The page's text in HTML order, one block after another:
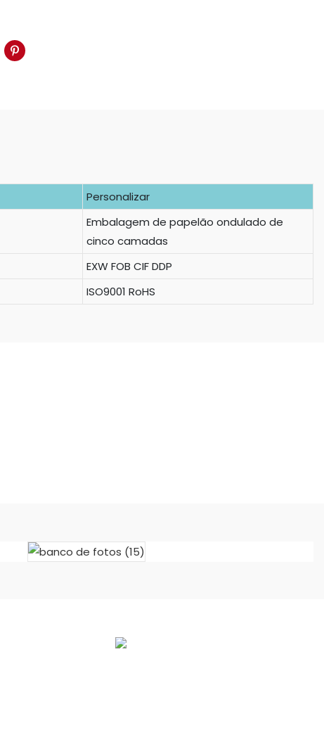
Personalizar
Embalagem de papelão ondulado de
cinco camadas
EXW FOB CIF DDP
ISO9001 RoHS